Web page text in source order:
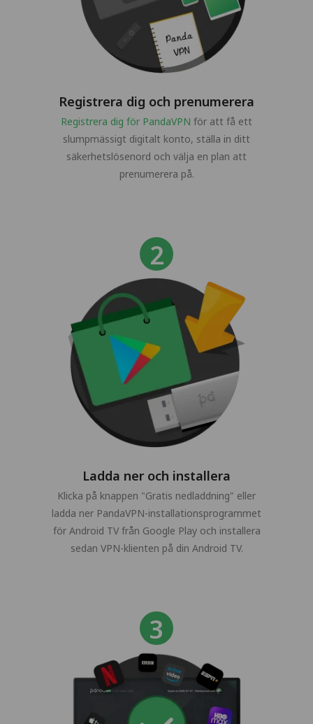
Registrera dig och prenumerera
Registrera dig för PandaVPN för att få ett
slumpmässigt digitalt konto, ställa in ditt
säkerhetslösenord och välja en plan att
prenumerera på.
Ladda ner och installera
Klicka på knappen "Gratis nedladdning" eller
ladda ner PandaVPN-installationsprogrammet
för Android TV från Google Play och installera
sedan VPN-klienten på din Android TV.